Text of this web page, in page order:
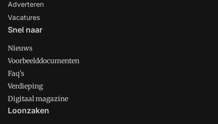
Adverteren
Vacatures
Snel naar
Nieuws
Voorbeelddocumenten
Faq's
Verdieping
Digitaal magazine
Loonzaken